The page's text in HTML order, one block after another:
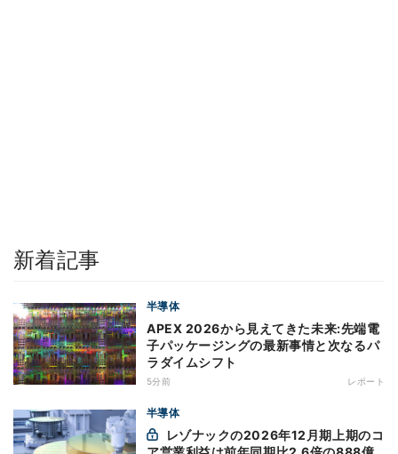
新着記事
半導体
APEX 2026から見えてきた未来:先端電
子パッケージングの最新事情と次なるパ
ラダイムシフト
5分前 レポート
半導体